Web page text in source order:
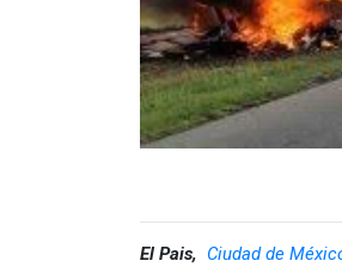
El Pais, Ciudad de